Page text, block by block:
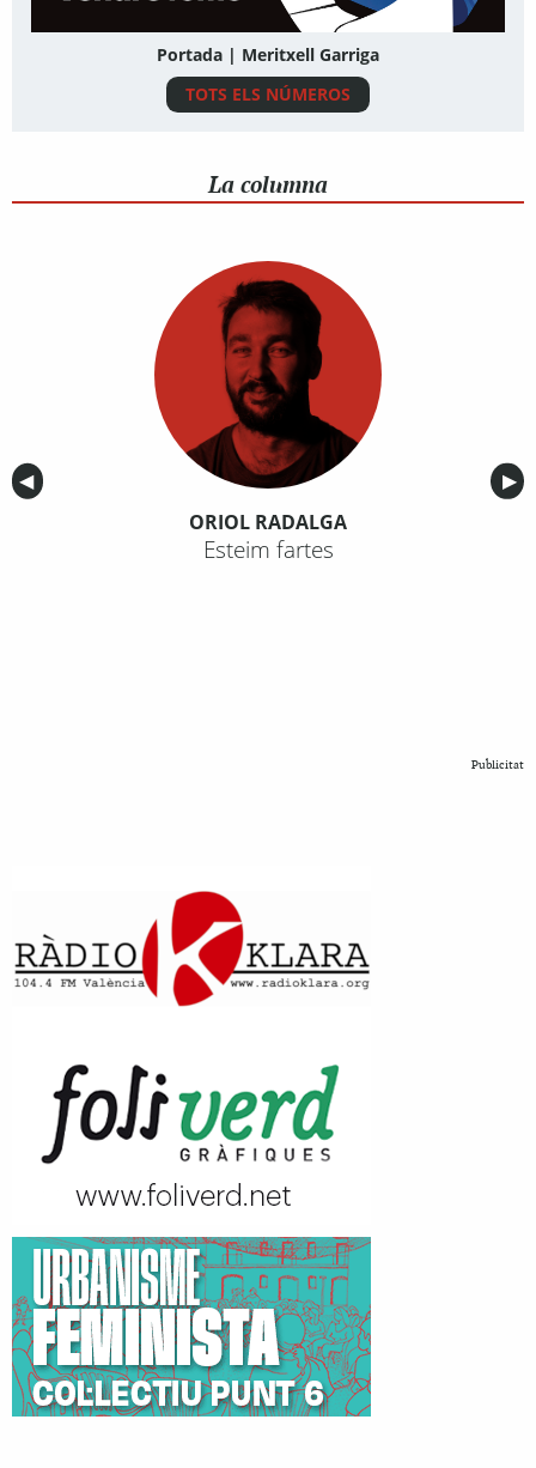
Portada | Meritxell Garriga
TOTS ELS NÚMEROS
La columna
Anterior
◀︎ ▶︎
ORIOL RADALGA
Esteim fartes
Publicitat